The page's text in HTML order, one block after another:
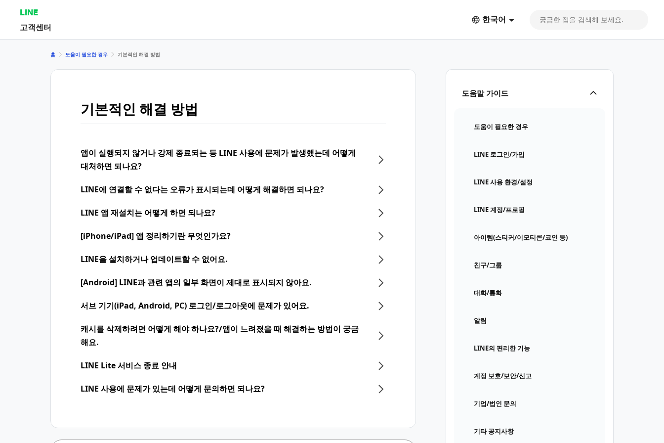
LINE
고객센터
한국어
도움말 가이드
도움이 필요한 경우
LINE 로그인/가입
LINE 사용 환경/설정
LINE 계정/프로필
아이템(스티커/이모티콘/코인 등)
친구/그룹
대화/통화
알림
LINE의 편리한 기능
계정 보호/보안/신고
기업/법인 문의
기타 공지사항
홈 도움이 필요한 경우 기본적인 해결 방법
기본적인 해결 방법
앱이 실행되지 않거나 강제 종료되는 등 LINE 사용에 문제가 발생했는데 어떻게
대처하면 되나요?
LINE에 연결할 수 없다는 오류가 표시되는데 어떻게 해결하면 되나요?
LINE 앱 재설치는 어떻게 하면 되나요?
[iPhone/iPad] 앱 정리하기란 무엇인가요?
LINE을 설치하거나 업데이트할 수 없어요.
[Android] LINE과 관련 앱의 일부 화면이 제대로 표시되지 않아요.
서브 기기(iPad, Android, PC) 로그인/로그아웃에 문제가 있어요.
캐시를 삭제하려면 어떻게 해야 하나요?/앱이 느려졌을 때 해결하는 방법이 궁금
해요.
LINE Lite 서비스 종료 안내
LINE 사용에 문제가 있는데 어떻게 문의하면 되나요?